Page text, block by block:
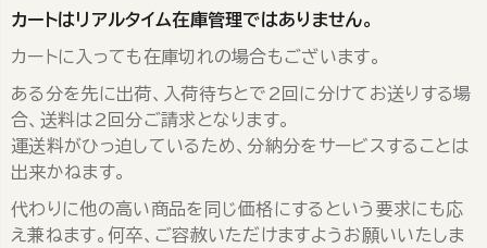
カートはリアルタイム在庫管理ではありません。
カートに入っても在庫切れの場合もございます。
ある分を先に出荷、入荷待ちとで2回に分けてお送りする場
合、送料は2回分ご請求となります。
運送料がひっ迫しているため、分納分をサービスすることは
出来かねます。
代わりに他の高い商品を同じ価格にするという要求にも応
え兼ねます。何卒、ご容赦いただけますようお願いいたしま